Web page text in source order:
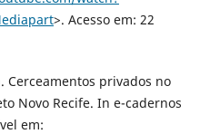
>. Acesso em: 22
Cerceamentos privados no
Novo Recife. In e-cadernos
em: